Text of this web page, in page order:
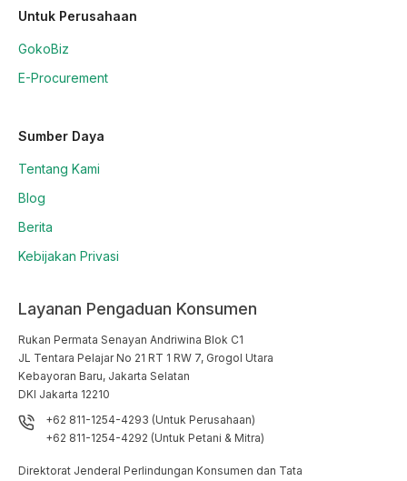
Untuk Perusahaan
GokoBiz
E-Procurement
Sumber Daya
Tentang Kami
Blog
Berita
Kebijakan Privasi
Layanan Pengaduan Konsumen
Rukan Permata Senayan Andriwina Blok C1
JL Tentara Pelajar No 21 RT 1 RW 7, Grogol Utara
Kebayoran Baru, Jakarta Selatan
DKI Jakarta 12210
+62 811-1254-4293 (Untuk Perusahaan)
+62 811-1254-4292 (Untuk Petani & Mitra)
Direktorat Jenderal Perlindungan Konsumen dan Tata